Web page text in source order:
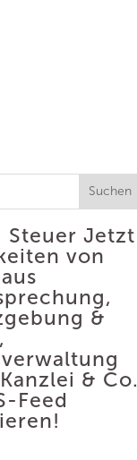
Suchen
Steuer Jetzt
von
&
& Co.
Feed